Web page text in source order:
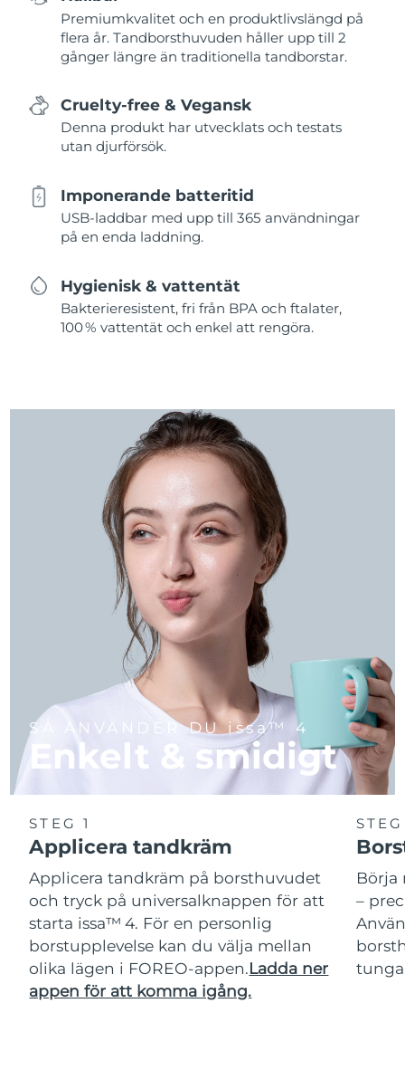
Premiumkvalitet och en produktlivslängd på
flera år. Tandborsthuvuden håller upp till 2
gånger längre än traditionella tandborstar.
Cruelty-free & Vegansk
Denna produkt har utvecklats och testats
utan djurförsök.
Imponerande batteritid
USB-laddbar med upp till 365 användningar
på en enda laddning.
Hygienisk & vattentät
Bakterieresistent, fri från BPA och ftalater,
100 % vattentät och enkel att rengöra.
SÅ ANVÄNDER DU issa™ 4
Enkelt & smidigt
STEG 1
Applicera tandkräm
Applicera tandkräm på borsthuvudet
och tryck på universalknappen för att
starta issa™ 4. För en personlig
borstupplevelse kan du välja mellan
olika lägen i FOREO-appen.Ladda ner
appen för att komma igång.
Börja
–